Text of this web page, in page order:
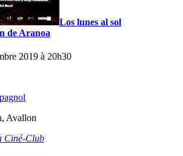
Los lunes al sol
de Aranoa
2019 à 20h30
Avallon
Ciné-Club